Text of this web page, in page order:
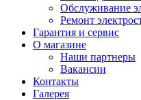
Обслуживание
Ремонт
Гарантия и сервис
О магазине
Наши партнеры
Вакансии
Контакты
Галерея